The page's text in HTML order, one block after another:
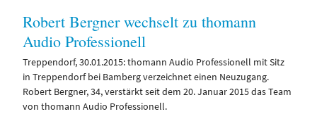
Robert Bergner wechselt zu thomann
Audio Professionell
Treppendorf, 30.01.2015: thomann Audio Professionell mit Sitz
in Treppendorf bei Bamberg verzeichnet einen Neuzugang.
Robert Bergner, 34, verstärkt seit dem 20. Januar 2015 das Team
von thomann Audio Professionell.